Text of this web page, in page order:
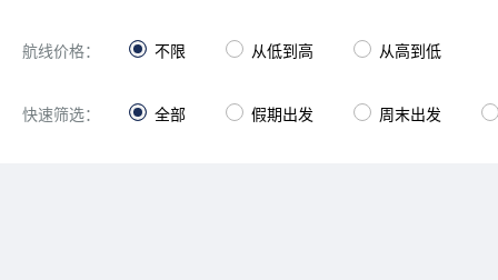
航线价格： 不限 从低到高 从高到低
快速筛选： 全部 假期出发 周末出发